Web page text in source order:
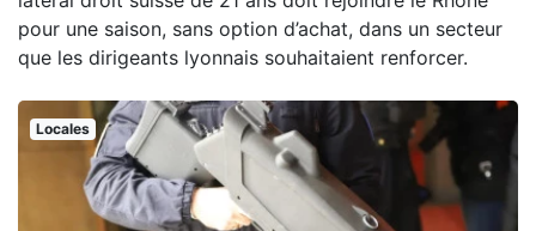
pour une saison, sans option d’achat, dans un secteur
que les dirigeants lyonnais souhaitaient renforcer.
Locales